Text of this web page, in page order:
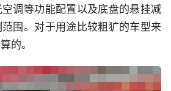
调等功能配置以及底盘的悬挂减
围。对于用途比较粗犷的车型来
的。